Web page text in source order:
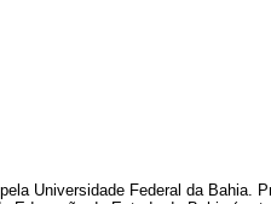
Universidade Federal da Bahia.